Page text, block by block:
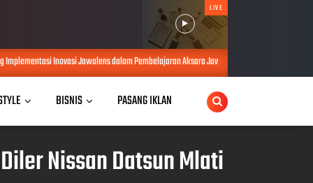
LIVE
Jawalens dalam Pembelajaran Aksara Jawa AUG 06, 2026
BISNIS PASANG IKLAN
Nissan Datsun Mlati